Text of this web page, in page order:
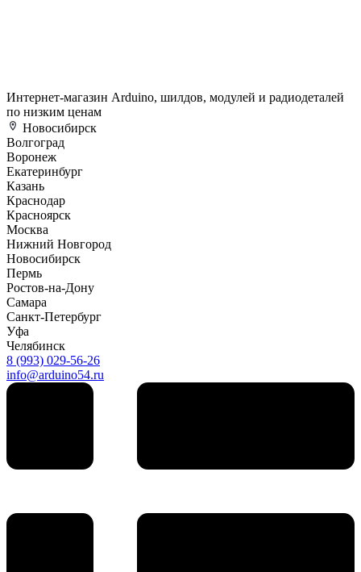
Интернет-магазин Arduino, шилдов, модулей и радиодеталей
по низким ценам
Новосибирск
Волгоград
Воронеж
Екатеринбург
Казань
Краснодар
Красноярск
Москва
Нижний Новгород
Новосибирск
Пермь
Ростов-на-Дону
Самара
Санкт-Петербург
Уфа
Челябинск
8 (993) 029-56-26
info@arduino54.ru